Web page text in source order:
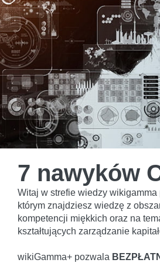
7 nawyków
Witaj w strefie wiedzy
którym znajdziesz wiedzę z
kompetencji miękkich oraz na
kształtujących zarządzanie
wikiGamma+ pozwala